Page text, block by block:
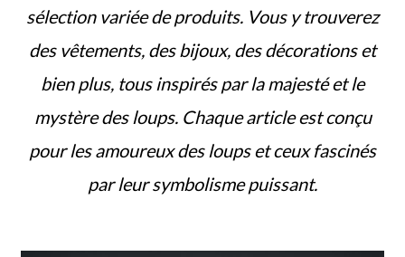
sélection variée de produits. Vous y trouverez
des vêtements, des bijoux, des décorations et
bien plus, tous inspirés par la majesté et le
mystère des loups. Chaque article est conçu
pour les amoureux des loups et ceux fascinés
par leur symbolisme puissant.